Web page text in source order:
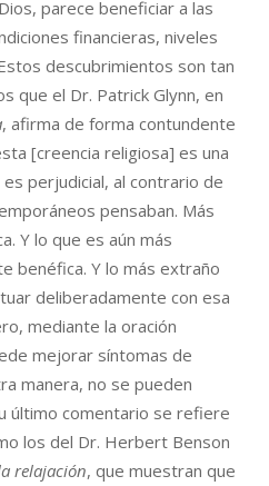
parece beneficiar a las
financieras, niveles
descubrimientos son tan
que el Dr. Patrick Glynn, en
, afirma de forma contundente
[creencia religiosa] es una
perjudicial, al contrario de
pensaban. Más
Y lo que es aún más
benéfica. Y lo más extraño
deliberadamente con esa
mediante la oración
mejorar síntomas de
manera, no se pueden
último comentario se refiere
los del Dr. Herbert Benson
relajación, que muestran que